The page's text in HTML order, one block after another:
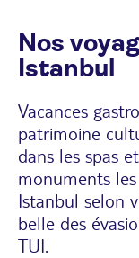
Nos
Istanbul
Vacances
patrimoine
dans les spas
monuments
Istanbul selon
belle des
TUI.